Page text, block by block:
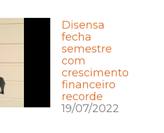
Disensa
fecha
semestre
com
crescimento
financeiro
recorde
19/07/2022